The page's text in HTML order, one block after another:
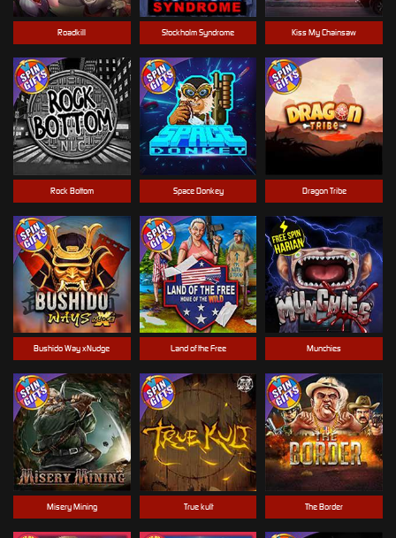
Munchies
Stockholm Syndrome
Roadkill Kiss My Chainsaw
Rock Bottom Space Donkey
Land of the Free
Dragon Tribe
Misery Mining True kult
Bushido Way xNudge
The Border